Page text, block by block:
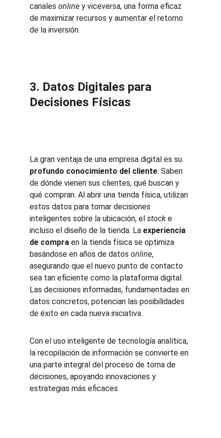
canales online y viceversa, una forma eficaz
de maximizar recursos y aumentar el retorno
de la inversión.
3. Datos Digitales para
Decisiones Físicas
La gran ventaja de una empresa digital es su
profundo conocimiento del cliente. Saben
de dónde vienen sus clientes, qué buscan y
qué compran. Al abrir una tienda física, utilizan
estos datos para tomar decisiones
inteligentes sobre la ubicación, el stock e
incluso el diseño de la tienda. La experiencia
de compra en la tienda física se optimiza
basándose en años de datos online,
asegurando que el nuevo punto de contacto
sea tan eficiente como la plataforma digital.
Las decisiones informadas, fundamentadas en
datos concretos, potencian las posibilidades
de éxito en cada nueva iniciativa.
Con el uso inteligente de tecnología analítica,
la recopilación de información se convierte en
una parte integral del proceso de toma de
decisiones, apoyando innovaciones y
estrategias más eficaces.